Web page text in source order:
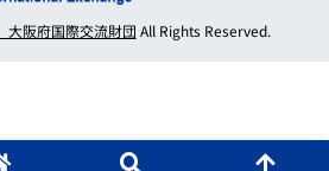
阪府国際交流財団 All Rights Reserved.